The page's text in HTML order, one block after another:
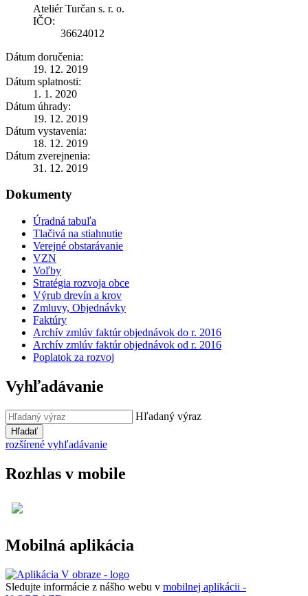
Ateliér Turčan s. r. o.
IČO:
36624012
Dátum doručenia:
19. 12. 2019
Dátum splatnosti:
1. 1. 2020
Dátum úhrady:
19. 12. 2019
Dátum vystavenia:
18. 12. 2019
Dátum zverejnenia:
31. 12. 2019
Dokumenty
Úradná tabuľa
Tlačivá na stiahnutie
Verejné obstarávanie
VZN
Voľby
Stratégia rozvoja obce
Výrub drevín a krov
Zmluvy, Objednávky
Faktúry
Archív zmlúv faktúr objednávok do r. 2016
Archív zmlúv faktúr objednávok od r. 2016
Poplatok za rozvoj
Vyhľadávanie
Hľadaný výraz
Hľadať
rozšírené vyhľadávanie
Rozhlas v mobile
Mobilná aplikácia
Sledujte informácie z nášho webu v mobilnej aplikácii -